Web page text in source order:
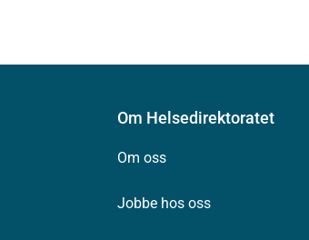
Om Helsedirektoratet
Om oss
Jobbe hos oss